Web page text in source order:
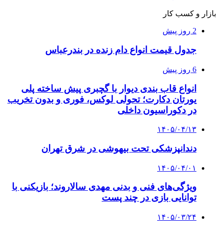
بازار و کسب کار
2 روز پیش
جدول قیمت انواع دام زنده در بندرعباس
6 روز پیش
انواع قاب بندی دیوار با گچبری پیش ساخته پلی
یورتان دکارت؛ تحولی لوکس، فوری و بدون تخریب
در دکوراسیون داخلی
۱۴۰۵/۰۴/۱۳
دندانپزشکی تحت بیهوشی در شرق تهران
۱۴۰۵/۰۴/۰۱
ویژگی‌های فنی و بدنی مهدی سالاروند؛ بازیکنی با
توانایی بازی در چند پست
۱۴۰۵/۰۳/۲۴